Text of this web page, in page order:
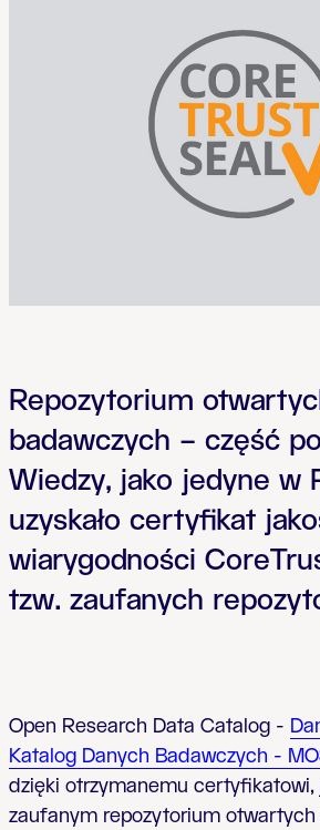
Repozytorium
badawczych – część
Wiedzy, jako jedyne w
uzyskało certyfikat
wiarygodności
tzw. zaufanych
Open Research Data Catalog -
Katalog Danych Badawczych -
dzięki otrzymanemu certyfikatowi,
zaufanym repozytorium